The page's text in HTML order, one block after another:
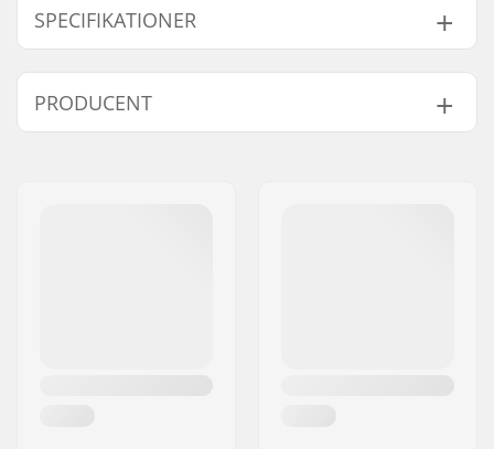
SPECIFIKATIONER
Antal tænder:
25T, 26T, 28T
Tandhjuls montering:
Bolt Drive
PRODUCENT